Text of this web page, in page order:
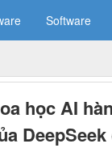
Software
học AI